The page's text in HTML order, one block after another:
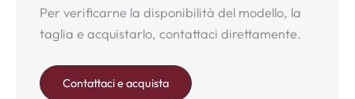
Per verificarne la disponibilità del modello, la
taglia e acquistarlo, contattaci direttamente.
Contattaci e acquista